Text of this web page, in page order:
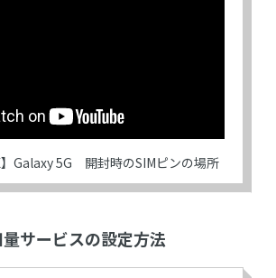
】Galaxy 5G 開封時のSIMピンの場所
サービスの設定方法